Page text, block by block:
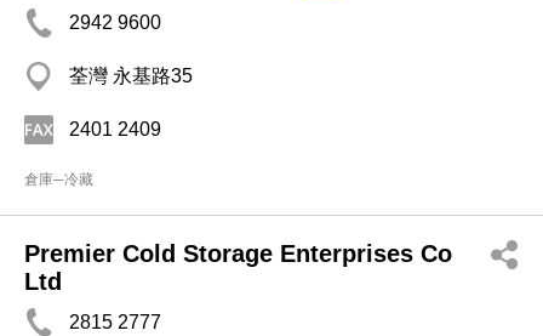
2942 9600
荃灣 永基路35
2401 2409
倉庫─冷藏
Premier Cold Storage Enterprises Co
Ltd
2815 2777